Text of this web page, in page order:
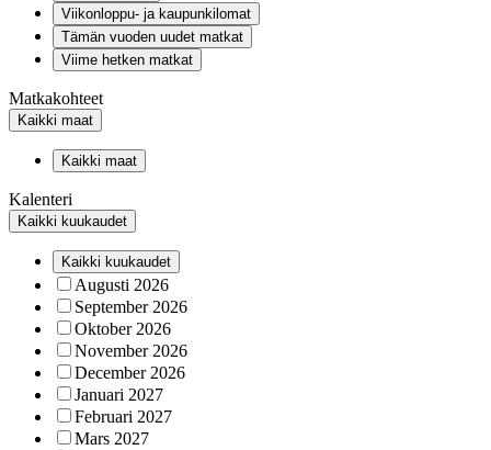
Viikonloppu- ja kaupunkilomat
Tämän vuoden uudet matkat
Viime hetken matkat
Matkakohteet
Kaikki maat
Kaikki maat
Kalenteri
Kaikki kuukaudet
Kaikki kuukaudet
Augusti 2026
September 2026
Oktober 2026
November 2026
December 2026
Januari 2027
Februari 2027
Mars 2027